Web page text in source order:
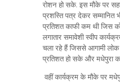
रोशन हो सके. इस मौके पर
प्रशस्ति पत्र देकर सम्मानित
प्रतिशत काफी कम थी जिस
लगातार समावेशी स्वीप
चला रहे हैं जिससे आगामी
प्रतिशत हो सके और मधेपुरा
वहीं कार्यक्रम के मौके पर